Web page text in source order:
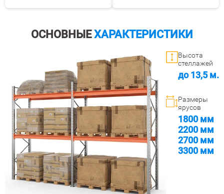
ОСНОВНЫЕХАРАКТЕРИСТИКИ
Высота
стеллажей
до 13,5 м.
Размеры
ярусов
1800 мм
2200 мм
2700 мм
3300 мм